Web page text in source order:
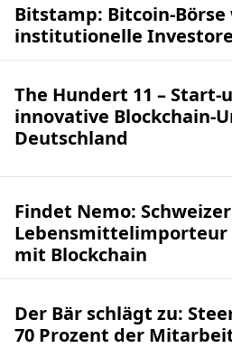
Bitstamp: Bitcoin-Börse
institutionelle
The Hundert 11 – Start-
innovative Blockchain-
Deutschland
Findet Nemo: Schweizer
mit Blockchain
Der Bär schlägt zu:
70 Prozent der